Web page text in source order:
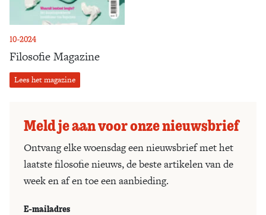
10-2024
Filosofie Magazine
Lees het magazine
Meld je aan voor onze nieuwsbrief
Ontvang elke woensdag een nieuwsbrief met het
laatste filosofie nieuws, de beste artikelen van de
week en af en toe een aanbieding.
E-mailadres